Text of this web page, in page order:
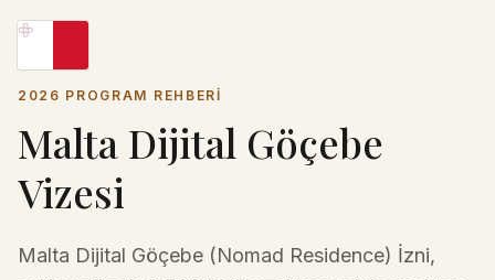
2026 PROGRAM REHBERI
Malta Dijital Göçebe
Vizesi
Malta Dijital Göçebe (Nomad Residence) İzni,